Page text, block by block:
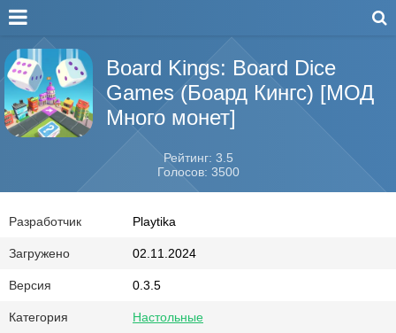
Board Kings: Board Dice
Games (Боард Кингс) [МОД
Много монет]
Рейтинг: 3.5
Голосов: 3500
Разработчик Playtika
Загружено 02.11.2024
Версия 0.3.5
Категория Настольные